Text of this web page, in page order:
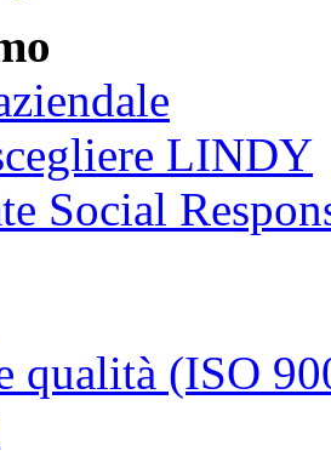
LINDY
Social
qualità (ISO